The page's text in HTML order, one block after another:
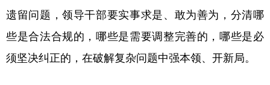
Deutsch Português
遗留问题，领导干部要实事求是、敢为善为，分清哪
些是合法合规的，哪些是需要调整完善的，哪些是必
须坚决纠正的，在破解复杂问题中强本领、开新局。